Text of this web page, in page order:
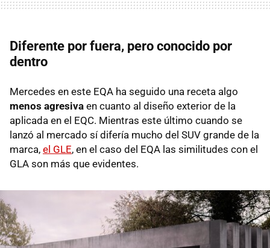
Diferente por fuera, pero conocido por
dentro
Mercedes en este EQA ha seguido una receta algo
menos agresiva en cuanto al diseño exterior de la
aplicada en el EQC. Mientras este último cuando se
lanzó al mercado sí difería mucho del SUV grande de la
marca, el GLE, en el caso del EQA las similitudes con el
GLA son más que evidentes.